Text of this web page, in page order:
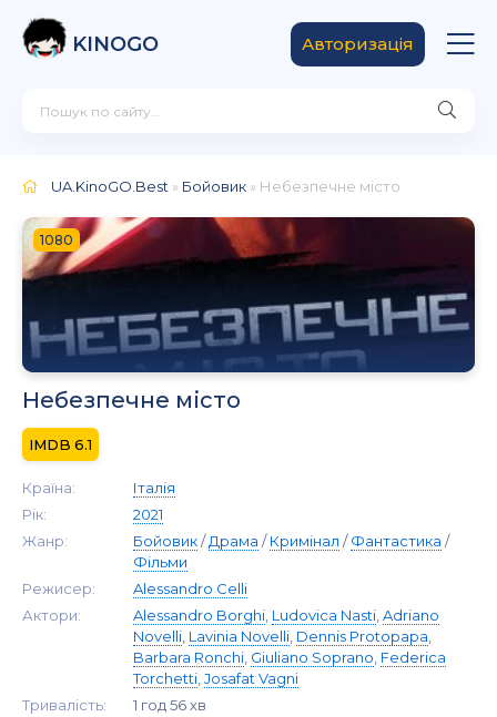
KINOGO Авторизація
UA.KinoGO.Best » Бойовик » Небезпечне місто
1080
Небезпечне місто
6.1
Країна:
Італія
Рік:
2021
Жанр:
Бойовик/Драма /Кримінал /Фантастика /
Фільми
Режисер:
Alessandro Celli
Актори:
Alessandro Borghi Ludovica Nasti Adriano
Novelli Lavinia Novelli Dennis Protopapa
Barbara Ronchi Giuliano Soprano Federica
Torchetti Josafat Vagni
Тривалість:
1 год 56 хв